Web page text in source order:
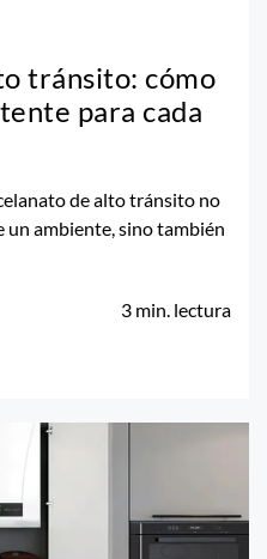
tránsito: cómo
para cada
de alto tránsito no
un ambiente, sino también
3 min. lectura